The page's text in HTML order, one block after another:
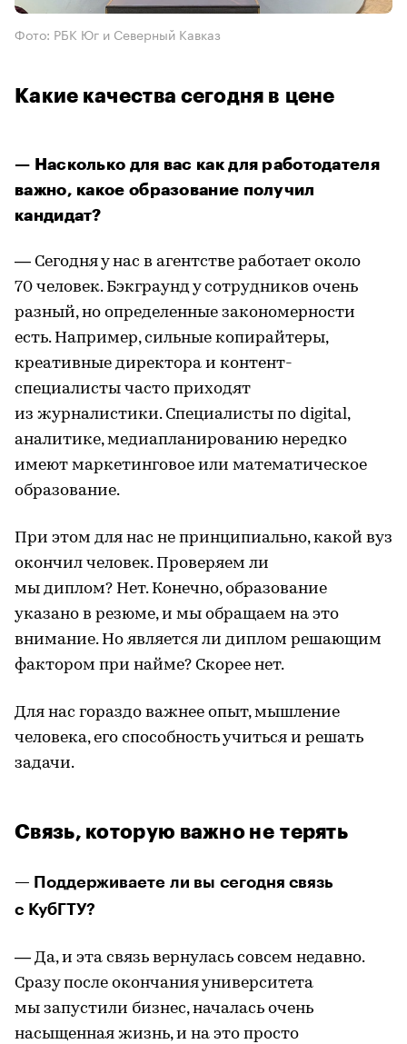
Фото: РБК Юг и Северный Кавказ
Какие качества сегодня в цене
— Насколько для вас как для работодателя
важно, какое образование получил
кандидат?
— Сегодня у нас в агентстве работает около
70 человек. Бэкграунд у сотрудников очень
разный, но определенные закономерности
есть. Например, сильные копирайтеры,
креативные директора и контент-
специалисты часто приходят
из журналистики. Специалисты по digital,
аналитике, медиапланированию нередко
имеют маркетинговое или математическое
образование.
При этом для нас не принципиально, какой вуз
окончил человек. Проверяем ли
мы диплом? Нет. Конечно, образование
указано в резюме, и мы обращаем на это
внимание. Но является ли диплом решающим
фактором при найме? Скорее нет.
Для нас гораздо важнее опыт, мышление
человека, его способность учиться и решать
задачи.
Связь, которую важно не терять
— Поддерживаете ли вы сегодня связь
с КубГТУ?
— Да, и эта связь вернулась совсем недавно.
Сразу после окончания университета
мы запустили бизнес, началась очень
насыщенная жизнь, и на это просто